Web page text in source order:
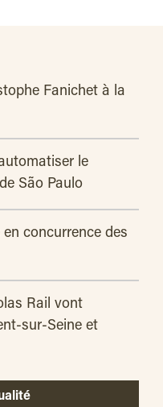
Fanichet à la
le
São Paulo
concurrence des
Rail vont
sur-Seine et